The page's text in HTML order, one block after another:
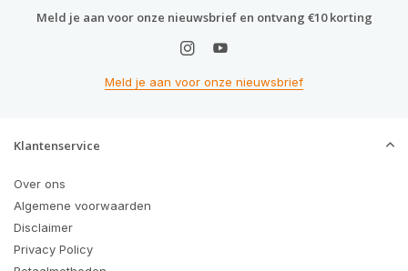
Meld je aan voor onze nieuwsbrief en ontvang €10 korting
Meld je aan voor onze nieuwsbrief
Klantenservice
Over ons
Algemene voorwaarden
Disclaimer
Privacy Policy